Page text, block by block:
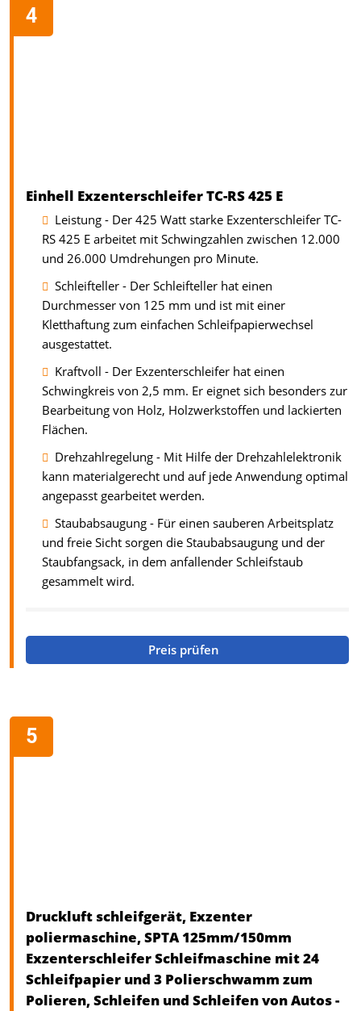
Einhell Exzenterschleifer TC-RS 425 E
Leistung - Der 425 Watt starke Exzenterschleifer TC-
RS 425 E arbeitet mit Schwingzahlen zwischen 12.000
und 26.000 Umdrehungen pro Minute.
Schleifteller - Der Schleifteller hat einen
Durchmesser von 125 mm und ist mit einer
Kletthaftung zum einfachen Schleifpapierwechsel
ausgestattet.
Kraftvoll - Der Exzenterschleifer hat einen
Schwingkreis von 2,5 mm. Er eignet sich besonders zur
Bearbeitung von Holz, Holzwerkstoffen und lackierten
Flächen.
Drehzahlregelung - Mit Hilfe der Drehzahlelektronik
kann materialgerecht und auf jede Anwendung optimal
angepasst gearbeitet werden.
Staubabsaugung - Für einen sauberen Arbeitsplatz
und freie Sicht sorgen die Staubabsaugung und der
Staubfangsack, in dem anfallender Schleifstaub
gesammelt wird.
Preis prüfen
Druckluft schleifgerät, Exzenter
poliermaschine, SPTA 125mm/150mm
Exzenterschleifer Schleifmaschine mit 24
Schleifpapier und 3 Polierschwamm zum
Polieren, Schleifen und Schleifen von Autos -